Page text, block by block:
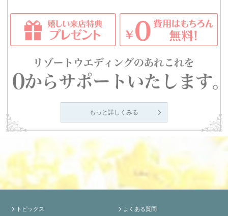
もっと詳しくみる
トピックス よくある質問